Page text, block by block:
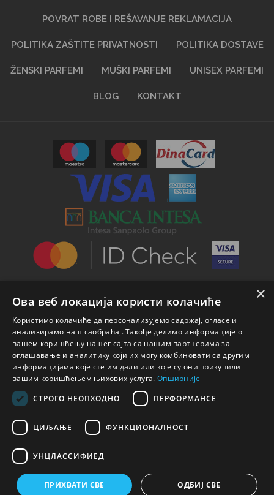
POVRAT ROBE I REŠAVANJE REKLAMACIJA
POLITIKA ZAŠTITE PRIVATNOSTI POLITIKA DOSTAVE
ŽENSKI PARFEMI MUŠKI PARFEMI UNISEX PARFEMI
BLOG KONTAKT
© 2026 Nicole Parfemi
×
Ова веб локација користи колачиће
Користимо колачиће да персонализујемо садржај, огласе и
анализирамо наш саобраћај. Такође делимо информације о
вашем коришћењу нашег сајта са нашим партнерима за
оглашавање и аналитику који их могу комбиновати са другим
информацијама које сте им дали или које су они прикупили
вашим коришћењем њихових услуга. Опширније
СТРОГО НЕОПХОДНО
ПЕРФОРМАНСЕ
ЦИЉАЊЕ ФУНКЦИОНАЛНОСТ
УНЦЛАССИФИЕД
ПРИХВАТИ СВЕ ОДБИЈ СВЕ